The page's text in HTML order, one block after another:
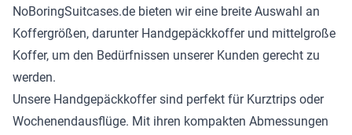
NoBoringSuitcases.de bieten wir eine breite Auswahl an
Koffergrößen, darunter Handgepäckkoffer und mittelgroße
Koffer, um den Bedürfnissen unserer Kunden gerecht zu
werden.
Unsere Handgepäckkoffer sind perfekt für Kurztrips oder
Wochenendausflüge. Mit ihren kompakten Abmessungen